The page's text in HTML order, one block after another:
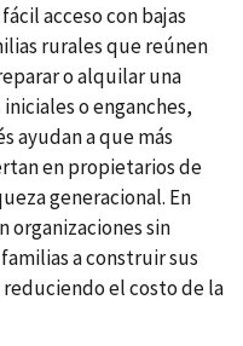
acceso con bajas
rurales que reúnen
o alquilar una
o enganches,
ayudan a que más
en propietarios de
generacional. En
organizaciones sin
a construir sus
reduciendo el costo de la